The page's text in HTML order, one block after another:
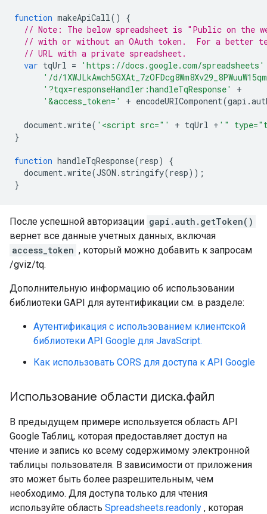
function makeApiCall ()
{
// Note: The below spreadsheet is "Public on the
// with or without an OAuth token.  For a better
// URL with a private spreadsheet.
var tqUrl =
'https://docs.google.com/spreadsheets'
'/d/
'?tqx=responseHandler:handleTqResponse'
+
'&access_token='
+ encodeURIComponent(gapi .
document .write( '<script src="' + tqUrl + '"
}
function handleTqResponse(resp)
{
document .write(JSON . stringify(resp));
}
После успешной авторизации gapi.auth.getToken()
вернет все данные учетных данных, включая
access_token , который можно добавить к запросам
/gviz/tq.
Дополнительную информацию об использовании
библиотеки GAPI для аутентификации см. в разделе:
Аутентификация с использованием клиентской
библиотеки API Google для JavaScript.
Как использовать CORS для доступа к API Google
Использование области диска.файл
В предыдущем примере используется область API
Google Таблиц, которая предоставляет доступ на
чтение и запись ко всему содержимому электронной
таблицы пользователя. В зависимости от приложения
это может быть более разрешительным, чем
необходимо. Для доступа только для чтения
используйте область Spreadsheets.readonly , которая